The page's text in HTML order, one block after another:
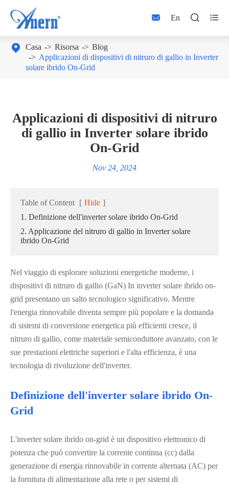
 En  
 Casa Risorsa
Blog
Applicazioni di dispositivi di nitruro di gallio in Inverter
solare ibrido On-Grid
Applicazioni di dispositivi di nitruro
di gallio in Inverter solare ibrido
On-Grid
Nov 24, 2024
Table of Content [ Hide ]
1. Definizione dell'inverter solare ibrido On-Grid
2. Applicazione del nitruro di gallio in Inverter solare
ibrido On-Grid
Nel viaggio di esplorare soluzioni energetiche moderne, i
dispositivi di nitruro di gallio (GaN) In inverter solare ibrido on-
grid presentano un salto tecnologico significativo. Mentre
l'energia rinnovabile diventa sempre più popolare e la domanda
di sistemi di conversione energetica più efficienti cresce, il
nitruro di gallio, come materiale semiconduttore avanzato, con le
sue prestazioni elettriche superiori e l'alta efficienza, è una
tecnologia di rivoluzione dell'inverter.
Definizione dell'inverter solare ibrido On-
Grid
L'inverter solare ibrido on-grid è un dispositivo elettronico di
potenza che può convertire la corrente continua (cc) dalla
generazione di energia rinnovabile in corrente alternata (AC) per
la fornitura di alimentazione alla rete o per sistemi di